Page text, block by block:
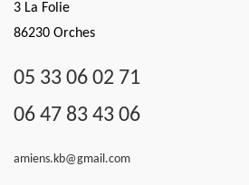
3 La Folie
86230 Orches
05 33 06 02 71
06 47 83 43 06
amiens.kb@gmail.com